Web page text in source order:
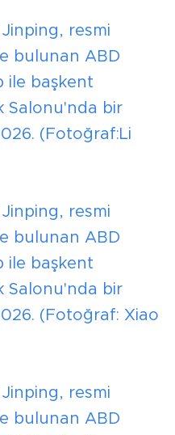
resmi
bulunan ABD
ile başkent
Salonu'nda bir
(Fotoğraf:Li
resmi
bulunan ABD
ile başkent
Salonu'nda bir
(Fotoğraf: Xiao
resmi
bulunan ABD